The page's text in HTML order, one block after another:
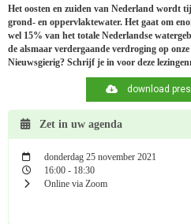
Het oosten en zuiden van Nederland wordt
grond- en oppervlaktewater. Het gaat om
wel 15% van het totale Nederlandse
de alsmaar verdergaande verdroging op
Nieuwsgierig? Schrijf je in voor deze
download
Zet in uw agenda
donderdag 25 november 2021
16:00 - 18:30
Online via Zoom